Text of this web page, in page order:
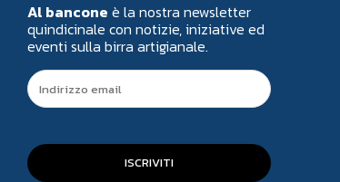
Al bancone è la nostra newsletter
quindicinale con notizie, iniziative ed
eventi sulla birra artigianale.
ISCRIVITI